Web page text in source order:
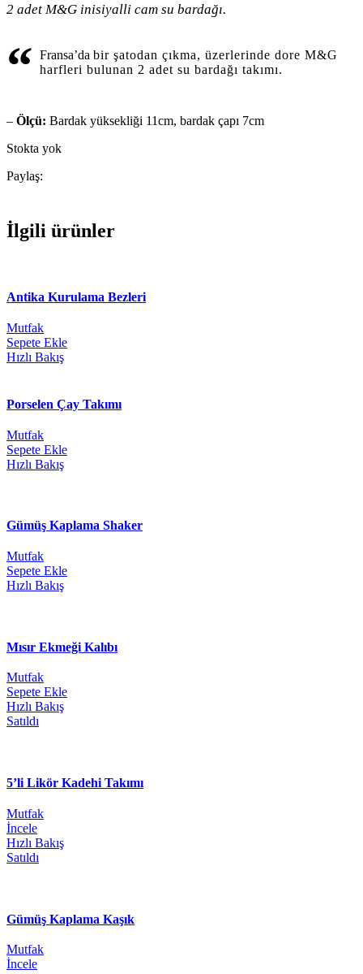
2 adet M&G inisiyalli cam su bardağı.
“ Fransa’da bir şatodan çıkma, üzerlerinde dore M&G
harfleri bulunan 2 adet su bardağı takımı.
– Ölçü: Bardak yüksekliği 11cm, bardak çapı 7cm
Stokta yok
Paylaş:
İlgili ürünler
Antika Kurulama Bezleri
Mutfak
Sepete Ekle
Hızlı Bakış
Porselen Çay Takımı
Mutfak
Sepete Ekle
Hızlı Bakış
Gümüş Kaplama Shaker
Mutfak
Sepete Ekle
Hızlı Bakış
Mısır Ekmeği Kalıbı
Mutfak
Sepete Ekle
Hızlı Bakış
Satıldı
5’li Likör Kadehi Takımı
Mutfak
İncele
Hızlı Bakış
Satıldı
Gümüş Kaplama Kaşık
Mutfak
İncele